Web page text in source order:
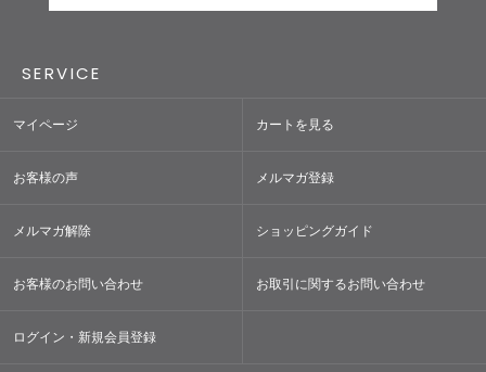
SERVICE
マイページ カートを見る
お客様の声 メルマガ登録
メルマガ解除 ショッピングガイド
お客様のお問い合わせ お取引に関するお問い合わせ
ログイン・新規会員登録